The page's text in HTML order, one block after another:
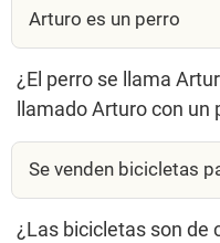
Arturo es un perro
¿El perro se llama
llamado Arturo con un
Se venden bicicletas
¿Las bicicletas son de